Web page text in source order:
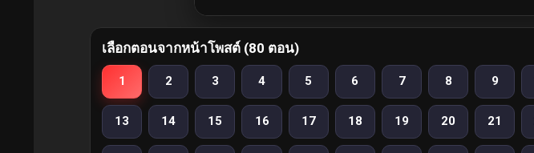
เลือกตอนจากหน้าโพสต์ (80 ตอน)
1 2 3 4 5 6 7 8 9
13 14 15 16 17 18 19 20 21